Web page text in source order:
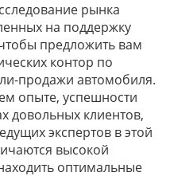
рынка
на поддержку
предложить вам
контор по
продажи автомобиля.
опыте, успешности
довольных клиентов,
экспертов в этой
высокой
оптимальные